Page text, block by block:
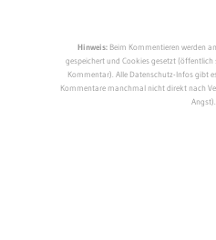
Hinweis:Beim Kommentieren werden
gespeichert und Cookies gesetzt
Kommentar). Alle Datenschutz-Infos gibt
Kommentare manchmal nicht direkt nach
Angst).